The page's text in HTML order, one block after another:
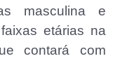
masculina e
etárias na
contará com